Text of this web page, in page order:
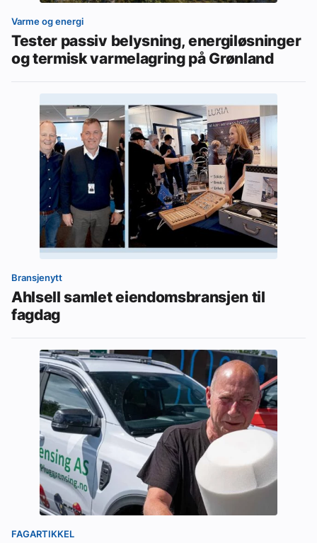
Varme og energi
Tester passiv belysning, energiløsninger
og termisk varmelagring på Grønland
Bransjenytt
Ahlsell samlet eiendomsbransjen til
fagdag
FAGARTIKKEL